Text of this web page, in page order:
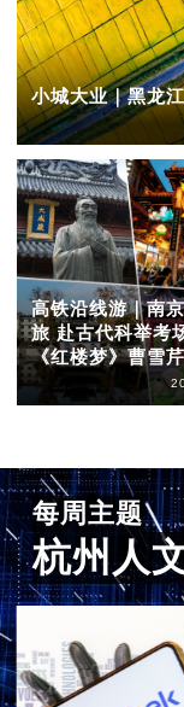
小城大业｜黑龙
高铁沿线游｜南
旅 赴古代科举考
《红楼梦》曹雪
每周主题
杭州人